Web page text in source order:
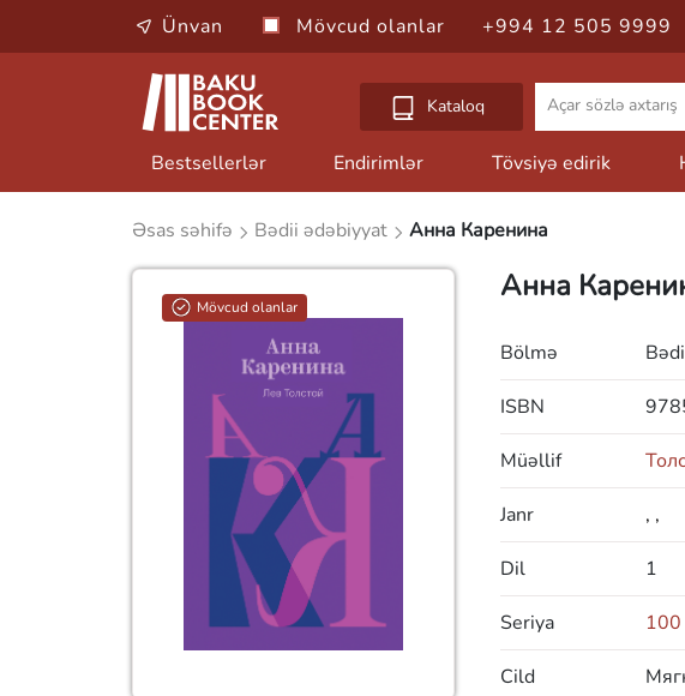
Ünvan Mövcud olanlar +994 12 505 9999
Kataloq
Bestsellerlər Endirimlər Tövsiyə edirik
Əsas səhifə Bədii ədəbiyyat Анна Каренина
Mövcud olanlar
Анна
Bölmə
ISBN
Müəllif
Janr , ,
Dil 1
Seriya 100
Cild